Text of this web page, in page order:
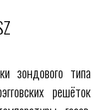
зондового типа
решёток